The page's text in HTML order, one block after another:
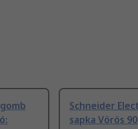
Schneider
sapka Vörös